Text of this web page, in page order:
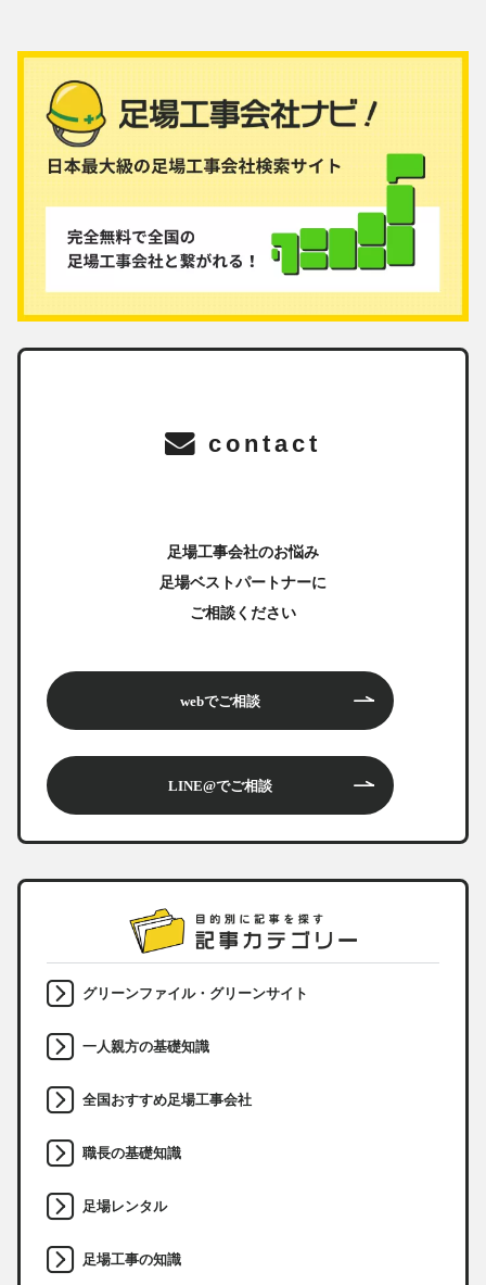
contact
足場工事会社のお悩み
足場ベストパートナーに
ご相談ください
webでご相談
LINE@でご相談
グリーンファイル・グリーンサイト
一人親方の基礎知識
全国おすすめ足場工事会社
職長の基礎知識
足場レンタル
足場工事の知識